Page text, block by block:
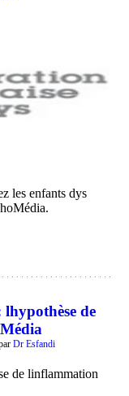
les enfants dys
de
Dr Esfandi
de linflammation